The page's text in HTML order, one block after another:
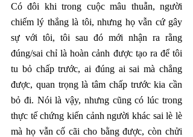
Có đôi khi trong cuộc mâu thuẫn, người
chiếm lý thắng là tôi, nhưng họ vẫn cứ gây
sự với tôi, tôi sau đó mới nhận ra rằng
đúng/sai chỉ là hoàn cảnh được tạo ra để tôi
tu bỏ chấp trước, ai đúng ai sai mà chẳng
được, quan trọng là tâm chấp trước kia cần
bỏ đi. Nói là vậy, nhưng cũng có lúc trong
thực tế chứng kiến cảnh người khác sai lè lè
mà họ vẫn cố cãi cho bằng được, còn chửi